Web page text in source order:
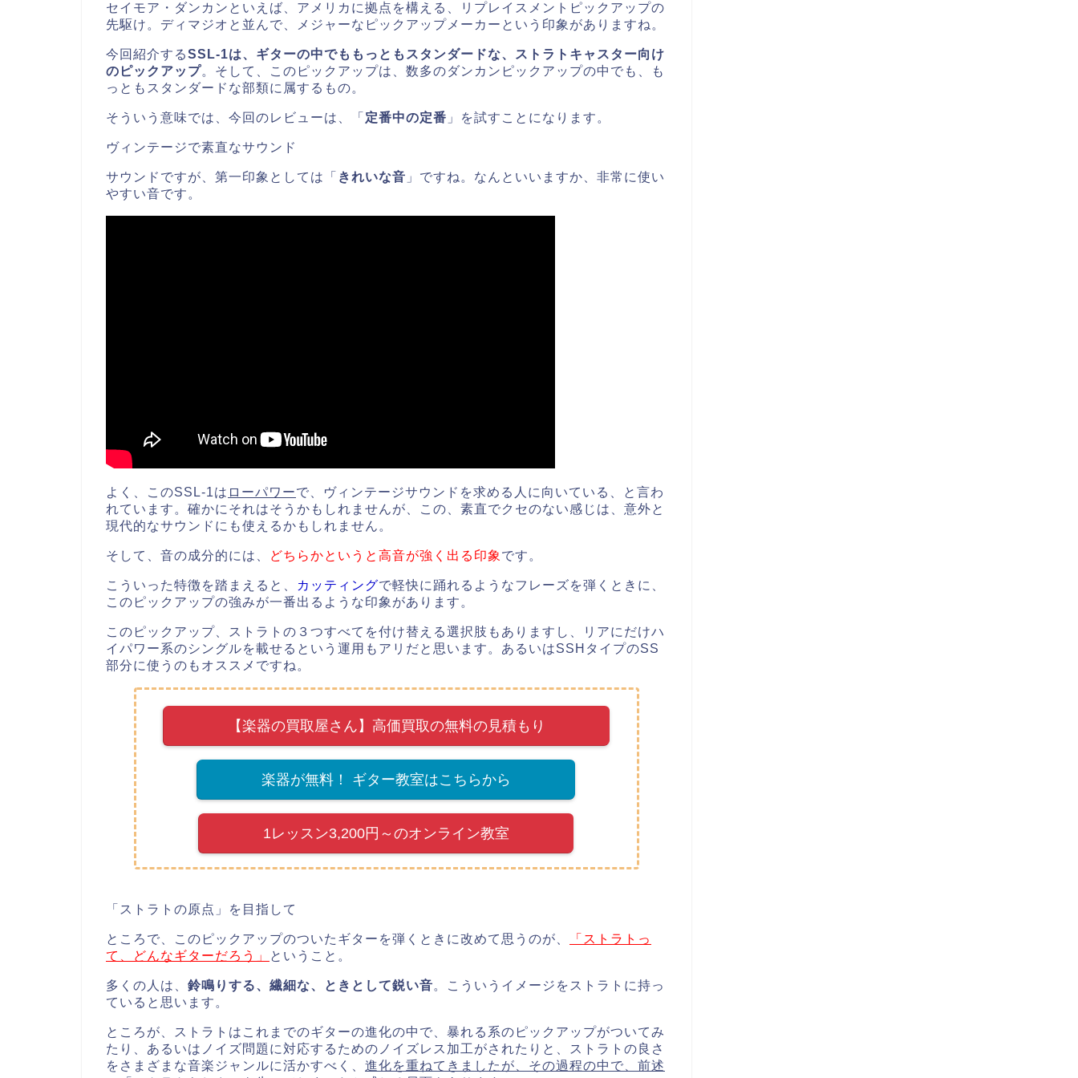
セイモア・ダンカンといえば、アメリカに拠点を構える、リプレイスメントピックアップの
先駆け。ディマジオと並んで、メジャーなピックアップメーカーという印象がありますね。
今回紹介するSSL-1は、ギターの中でももっともスタンダードな、ストラトキャスター向け
のピックアップ。そして、このピックアップは、数多のダンカンピックアップの中でも、も
っともスタンダードな部類に属するもの。
そういう意味では、今回のレビューは、「 定番中の定番 」を試すことになります。
ヴィンテージで素直なサウンド
サウンドですが、第一印象としては「 きれいな音 」ですね。なんといいますか、非常に使い
やすい音です。
よく、このSSL-1は ローパワーで、ヴィンテージサウンドを求める人に向いている、と言わ
れています。確かにそれはそうかもしれませんが、この、素直でクセのない感じは、意外と
現代的なサウンドにも使えるかもしれません。
そして、音の成分的には、 どちらかというと高音が強く出る印象 です。
こういった特徴を踏まえると、 カッティングで軽快に踊れるようなフレーズを弾くときに、
このピックアップの強みが一番出るような印象があります。
このピックアップ、ストラトの３つすべてを付け替える選択肢もありますし、リアにだけハ
イパワー系のシングルを載せるという運用もアリだと思います。あるいはSSHタイプのSS
部分に使うのもオススメですね。
【楽器の買取屋さん】高価買取の無料の見積もり
楽器が無料！ ギター教室はこちらから
1レッスン3,200円～のオンライン教室
「ストラトの原点」を目指して
ところで、このピックアップのついたギターを弾くときに改めて思うのが、
「ストラトっ
て、どんなギターだろう」
ということ。
多くの人は、 鈴鳴りする、繊細な、ときとして鋭い音。こういうイメージをストラトに持っ
ていると思います。
ところが、ストラトはこれまでのギターの進化の中で、暴れる系のピックアップがついてみ
たり、あるいはノイズ問題に対応するためのノイズレス加工がされたりと、ストラトの良さ
をさまざまな音楽ジャンルに活かすべく、 進化を重ねてきましたが、その過程の中で、前述